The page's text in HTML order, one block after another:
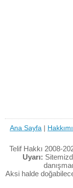
Ana Sayfa |
Telif Hakkı 2008-
Uyarı:
Aksi halde